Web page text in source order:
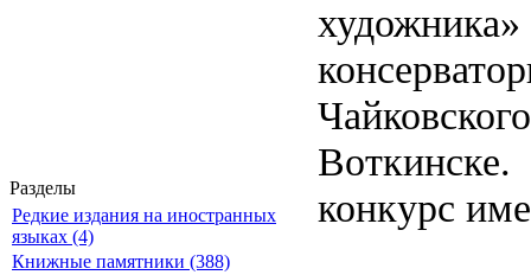
Разделы
Редкие издания на иностранных
языках (4)
Книжные памятники (388)
конкурс